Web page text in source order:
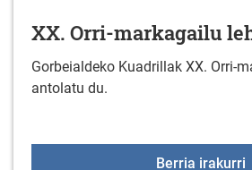
XX. Orri-markagailu
Gorbeialdeko Kuadrillak XX. Orri-
antolatu du.
Berria irakurri